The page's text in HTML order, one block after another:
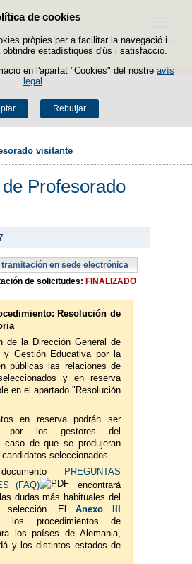
de cookies
pròpies per a facilitar la navegació i
estadístiques d'ús i satisfacció.
en l'apartat "Cookies" del nostre avís
legal
Rebutjar
Passar al contingut
Buscador
Menú
Profesorado
en sede electrónica
de solicitudes: FINALIZADO
Resolución de
de la Dirección General de
y Gestión Educativa por la
públicas las relaciones de
y en reserva
en el apartado "Resolución
en reserva podrán ser
por los gestores del
caso de que se produjeran
seleccionados
PREGUNTAS
(FAQ)
encontrará
dudas más habituales del
selección. ElAnexo III
los procedimientos de
los países de Alemania,
y los distintos estados de